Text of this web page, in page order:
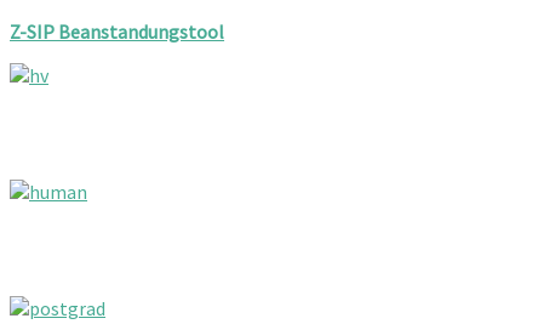
Z-SIP Beanstandungstool